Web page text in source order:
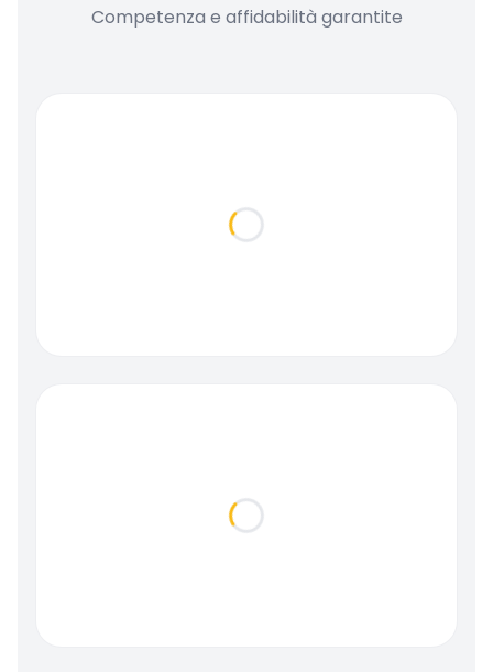
Competenza e affidabilità garantite
Loading...
Loading...